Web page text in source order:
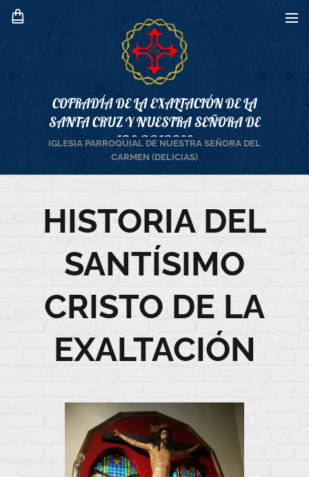
COFRADÍA DE LA EXALTACIÓN DE LA
SANTA CRUZ Y NUESTRA SEÑORA DE
LOS DOLORES
IGLESIA PARROQUIAL DE NUESTRA SEÑORA DEL
CARMEN (DELICIAS)
HISTORIA DEL
SANTÍSIMO
CRISTO DE LA
EXALTACIÓN